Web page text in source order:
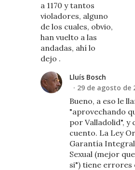
a 1170 y tantos
violadores, alguno
de los cuales, obvio,
han vuelto a las
andadas, ahí lo
dejo .
Lluís Bosch
29 de agosto de
Bueno, a eso le
"aprovechando
por Valladolid", y
cuento. La Ley
Garantía
Sexual (mejor
si") tiene errores